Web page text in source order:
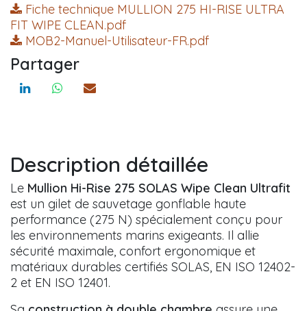
Fiche technique MULLION 275 HI-RISE ULTRA
FIT WIPE CLEAN.pdf
MOB2-Manuel-Utilisateur-FR.pdf
Partager
Description détaillée
Le Mullion Hi-Rise 275 SOLAS Wipe Clean Ultrafit
est un gilet de sauvetage gonflable haute
performance (275 N) spécialement conçu pour
les environnements marins exigeants. Il allie
sécurité maximale, confort ergonomique et
matériaux durables certifiés SOLAS, EN ISO 12402-
2 et EN ISO 12401.